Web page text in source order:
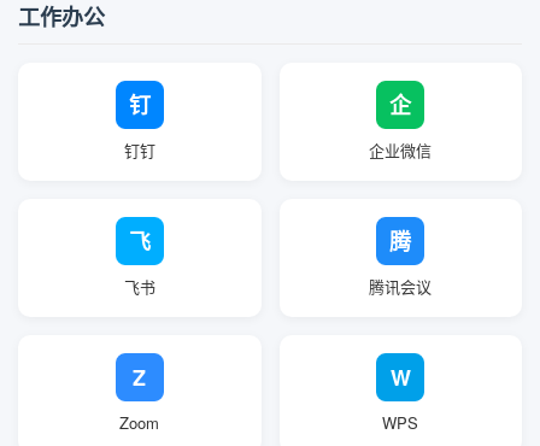
工作办公
钉
钉钉
企
企业微信
飞
飞书
腾
腾讯会议
Z
Zoom
W
WPS